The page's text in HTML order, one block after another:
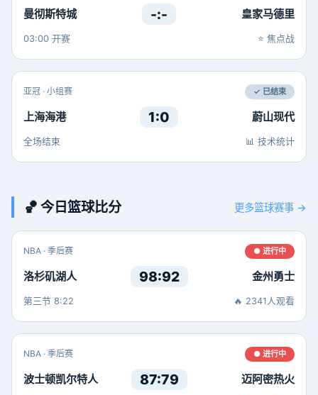
曼彻斯特城 -:- 皇家马德里
03:00 开赛 ⭐ 焦点战
亚冠 · 小组赛 ✓ 已结束
上海海港 1:0 蔚山现代
全场结束 📊 技术统计
🏀 今日篮球比分 更多篮球赛事 →
NBA · 季后赛 ● 进行中
洛杉矶湖人 98:92 金州勇士
第三节 8:22 🔥 2341人观看
NBA · 季后赛 ● 进行中
波士顿凯尔特人 87:79 迈阿密热火